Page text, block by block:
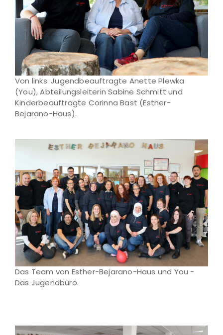
Von links: Jugendbeauftragte Anette Plewka
(You), Abteilungsleiterin Sabine Schmitt und
Kinderbeauftragte Corinna Bast (Esther-
Bejarano-Haus).
Das Team von Esther-Bejarano-Haus und You -
Das Jugendbüro.